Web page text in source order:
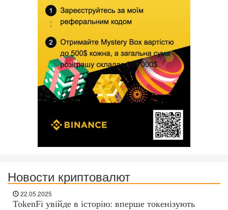
Новости криптовалют
22.05.2025
TokenFi увійде в історію: вперше токенізують